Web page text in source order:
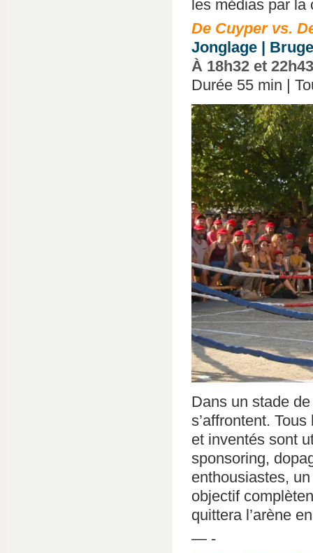
les médias par la
De Cuyper vs.
Jonglage |
À 18h32 et
Durée 55 min |
Dans un stade
s’affrontent.
et inventés sont
sponsoring,
enthousiastes,
objectif
quittera l’arène
— -